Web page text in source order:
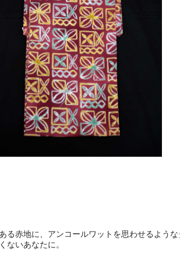
る赤地に、アンコールワットを思わせるよう
ないあなたに。